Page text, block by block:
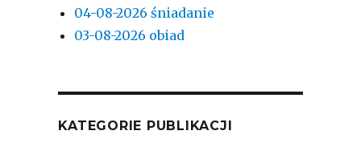
04-08-2026 śniadanie
03-08-2026 obiad
KATEGORIE PUBLIKACJI